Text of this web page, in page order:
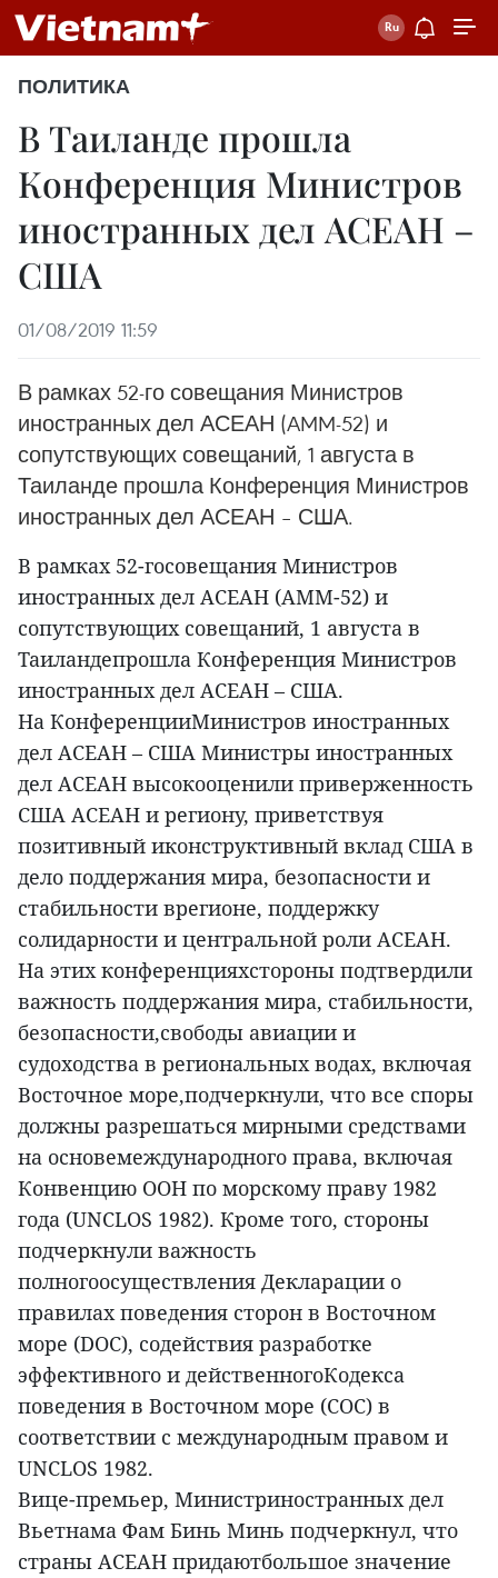
ПОЛИТИКА
В Таиланде прошла
Конференция Министров
иностранных дел АСЕАН –
США
01/08/2019 11:59
В рамках 52-го совещания Министров
иностранных дел АСЕАН (AMM-52) и
сопутствующих совещаний, 1 августа в
Таиланде прошла Конференция Министров
иностранных дел АСЕАН – США.
В рамках 52-госовещания Министров
иностранных дел АСЕАН (AMM-52) и
сопутствующих совещаний, 1 августа в
Таиландепрошла Конференция Министров
иностранных дел АСЕАН – США.
На КонференцииМинистров иностранных
дел АСЕАН – США Министры иностранных
дел АСЕАН высокооценили приверженность
США АСЕАН и региону, приветствуя
позитивный иконструктивный вклад США в
дело поддержания мира, безопасности и
стабильности врегионе, поддержку
солидарности и центральной роли АСЕАН.
На этих конференцияхстороны подтвердили
важность поддержания мира, стабильности,
безопасности,свободы авиации и
судоходства в региональных водах, включая
Восточное море,подчеркнули, что все споры
должны разрешаться мирными средствами
на основемеждународного права, включая
Конвенцию ООН по морскому праву 1982
года (UNCLOS 1982). Кроме того, стороны
подчеркнули важность
полногоосуществления Декларации о
правилах поведения сторон в Восточном
море (DOC), содействия разработке
эффективного и действенногоКодекса
поведения в Восточном море (COC) в
соответствии с международным правом и
UNCLOS 1982.
Вице-премьер, Министриностранных дел
Вьетнама Фам Бинь Минь подчеркнул, что
страны АСЕАН придаютбольшое значение